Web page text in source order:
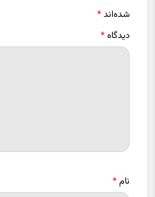
شده‌اند*
دیدگاه*
نام*